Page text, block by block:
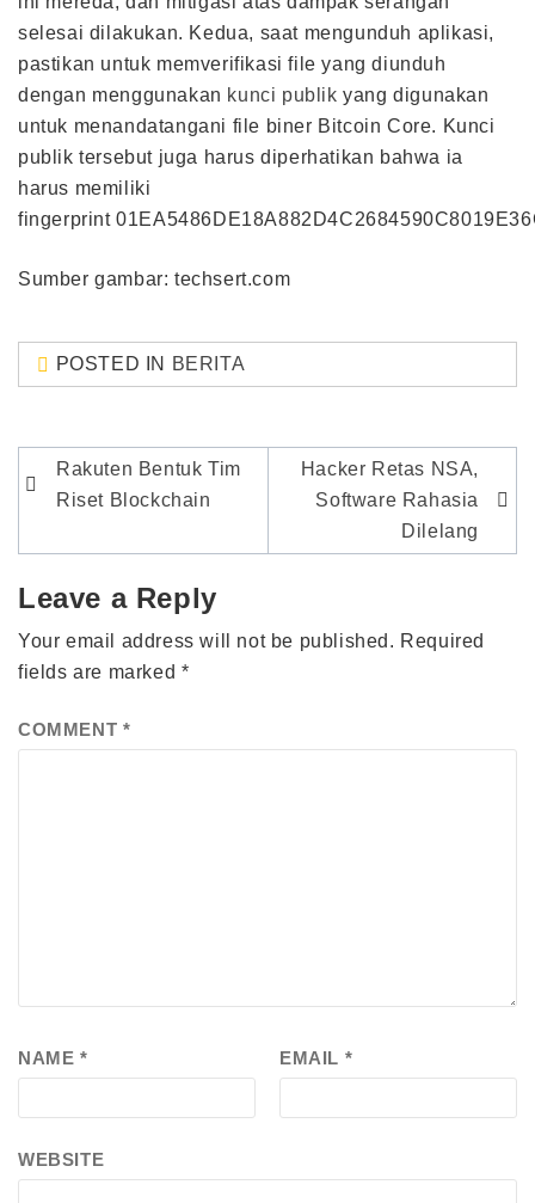
selesai dilakukan. Kedua, saat mengunduh aplikasi,
pastikan untuk memverifikasi file yang diunduh
dengan menggunakan kunci publik yang digunakan
untuk menandatangani file biner Bitcoin Core. Kunci
publik tersebut juga harus diperhatikan bahwa ia
harus memiliki
fingerprint
Sumber gambar: techsert.com
POSTED IN BERITA
Post
navigation
Rakuten Bentuk Tim
Riset Blockchain
Hacker Retas NSA,
Software Rahasia
Dilelang
Leave a Reply
Your email address will not be published. Required
fields are marked *
COMMENT *
NAME * EMAIL *
WEBSITE